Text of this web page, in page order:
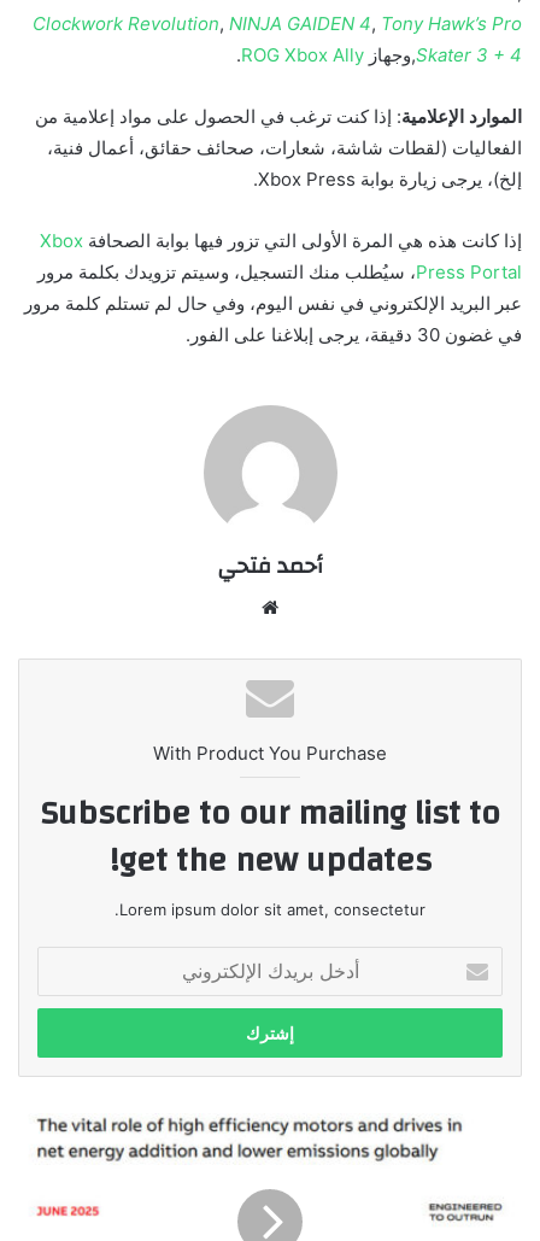
Clockwork Revolution, NINJA GAIDEN 4, Tony Hawk’s Pro
Skater 3 + 4,وجهاز ROG Xbox Ally
.
الموارد الإعلامية: إذا كنت ترغب في الحصول على مواد إعلامية من
الفعاليات (لقطات شاشة، شعارات، صحائف حقائق، أعمال فنية،
إلخ)، يرجى زيارة بوابة Xbox Press.
إذا كانت هذه هي المرة الأولى التي تزور فيها بوابة الصحافة Xbox
Press Portal، سيُطلب منك التسجيل، وسيتم تزويدك بكلمة مرور
عبر البريد الإلكتروني في نفس اليوم، وفي حال لم تستلم كلمة مرور
في غضون 30 دقيقة، يرجى إبلاغنا على الفور.
أحمد فتحي
With Product You Purchase
Subscribe to our mailing list to
get the new updates!
Lorem ipsum dolor sit amet, consectetur.
بريدك
الإلكتروني
أولوية
كفاءة